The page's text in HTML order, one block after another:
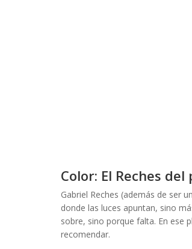
Color: El Reches del
Gabriel Reches (además de ser
donde las luces apuntan, sino
sobre, sino porque falta. En ese
recomendar.